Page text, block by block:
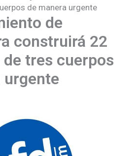
de manera urgente
de
construirá 22
tres cuerpos
urgente